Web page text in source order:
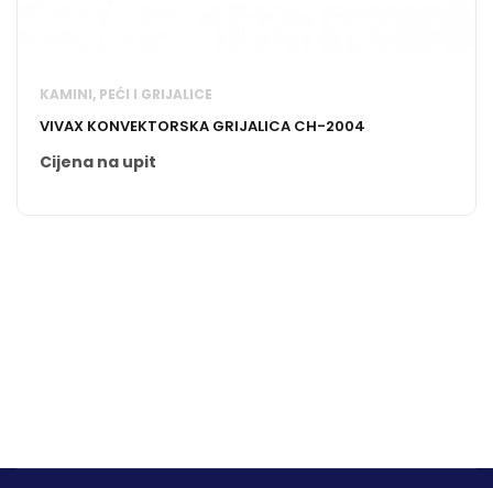
KAMINI, PEĆI I GRIJALICE
VIVAX KONVEKTORSKA GRIJALICA CH-2004
Cijena na upit